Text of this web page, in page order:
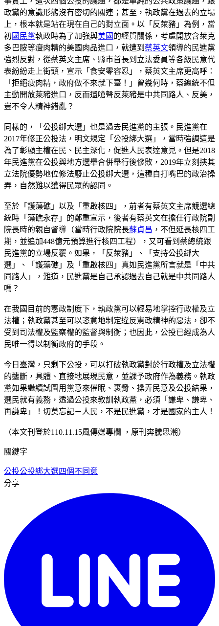
政黨的意識形態沒有密切的關連；甚至，執政黨在過去的立場
上，根本就是站在現在自己的對立面。以「反萊豬」為例，當
初 國民黨執政時為了加強與美國 的經貿關係，考慮開放含萊克
多巴胺等瘦肉精的美國肉品進口，就遭到 蔡英文領導的民進黨
強烈反對，從蔡英文主席、縣市首長到立法委員等各級民意代
表紛紛走上街頭，宣示「食安零容忍」，蔡英文主席更高呼：
「拒絕瘦肉精，政府做不來就下臺！」曾幾何時，蔡總統不但
主動開放萊豬進口，反而還嗆聲反萊豬是中共同路人、反美，
豈不令人精神錯亂？
同樣的，「公投綁大選」也是過去民進黨的主張。民進黨在
2017年修正公投法，明文規定「公投綁大選」，當時強調這是
為了彰顯主權在民、民主深化，促進人民表達意見。但是2018
年民進黨在公投與地方選舉合併舉行後慘敗，2019年立刻挾其
立法院優勢地位修法廢止公投綁大選，這種自打嘴巴的政治操
弄，自然難以獲得民眾的認同。
至於「護藻礁」以及「重啟核四」，前者有蔡英文主席競選總
統時「藻礁永存」的鄭重宣示，後者有蔡英文在擔任行政院副
院長時的親自督導（當時行政院院長蘇貞昌 ，不但延長核四工
期，並追加448億元預算進行核四工程），又可看到蔡總統跟
民進黨的立場反覆。如果，「反萊豬」、「支持公投綁大
選」、「護藻礁」及「重啟核四」真如民進黨所言就是「中共
同路人」，難道，民進黨是自己承認過去自己就是中共同路人
嗎？
在我國目前的憲政制度下，執政黨可以輕易地掌控行政權及立
法權；執政黨甚至可以恣意地制定違反憲政精神的惡法，卻不
受到司法權及監察權的監督與制衡；也因此，公投已經成為人
民唯一得以制衡政府的手段。
今日臺灣，只剩下公投，可以打破執政黨對於行政權及立法權
的壟斷，具體、直接地展現民意，並課予政府作為義務。執政
黨如果繼續試圖用黨意來催眠、裹脅、操弄民意及公投結果，
選民就有義務，透過公投來教訓執政黨，必須「謙卑、謙卑、
再謙卑」！切莫忘記－人民，不是民進黨，才是國家的主人！
（本文刊登於110.11.15風傳媒專欄 ，原刊奔騰思潮）
關鍵字
公投公投綁大選四個不同意
分享